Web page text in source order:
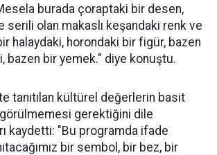
burada çoraptaki bir desen,
serili olan makaslı keşandaki renk ve
halaydaki, horondaki bir figür, bazen
bazen bir yemek." diye konuştu.
tanıtılan kültürel değerlerin basit
gerektiğini dile
kaydetti: "Bu programda ifade
bir sembol, bir bez, bir